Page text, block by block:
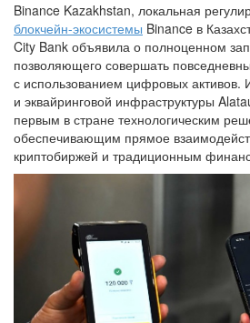
Binance Kazakhstan, локальная
блокчейн-экосистемы Binance в
City Bank объявила о полноценном
позволяющего совершать
с использованием цифровых активов.
и эквайринговой инфраструктуры
первым в стране технологическим
обеспечивающим прямое
криптобиржей и традиционным